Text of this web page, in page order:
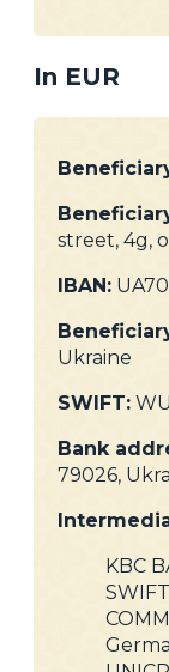
In EUR
street, 4g,
IBAN:
Ukraine
SWIFT:
Bank
79026,
KBC